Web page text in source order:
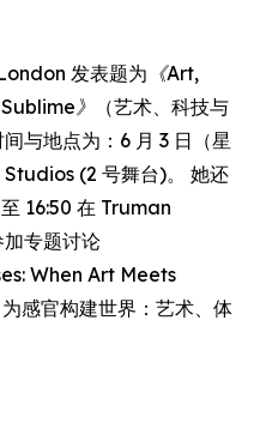
发表题为 《Art,
》
（艺术、科技与
与地点为：6 月 3 日（星
(2 号舞台)。 她还
16:50 在 Truman
专题讨论
When Art Meets
为感官构建世界：艺术、体